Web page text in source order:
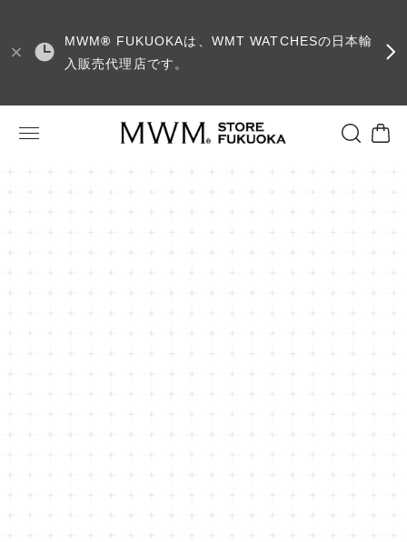
MWM® FUKUOKAは、WMT WATCHESの日本輸
入販売代理店です。